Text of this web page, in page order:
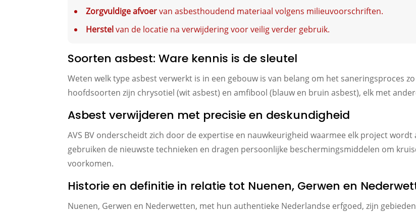
Zorgvuldige afvoervan asbesthoudend materiaal volgens milieuvoorschriften.
Herstelvan de locatie na verwijdering voor veilig verder gebruik.
Soorten asbest: Ware kennis is de sleutel
Weten welk type asbest verwerkt is in een gebouw is van belang om het saneringsproces
hoofdsoorten zijn chrysotiel (wit asbest) en amfibool (blauw en bruin asbest), elk met
Asbest verwijderen met precisie en deskundigheid
AVS BV onderscheidt zich door de expertise en nauwkeurigheid waarmee elk project
gebruiken de nieuwste technieken en dragen persoonlijke beschermingsmiddelen om
voorkomen.
Historie en definitie in relatie tot Nuenen, Gerwen en
Nuenen, Gerwen en Nederwetten, met hun authentieke Nederlandse erfgoed, zijn